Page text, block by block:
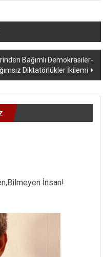
Bağımlı Demokrasiler-
Diktatörlükler İkilemi
İnsan!